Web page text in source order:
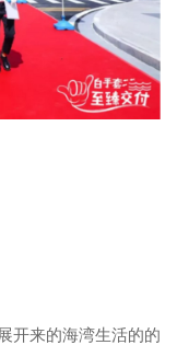
来的海湾生活的的